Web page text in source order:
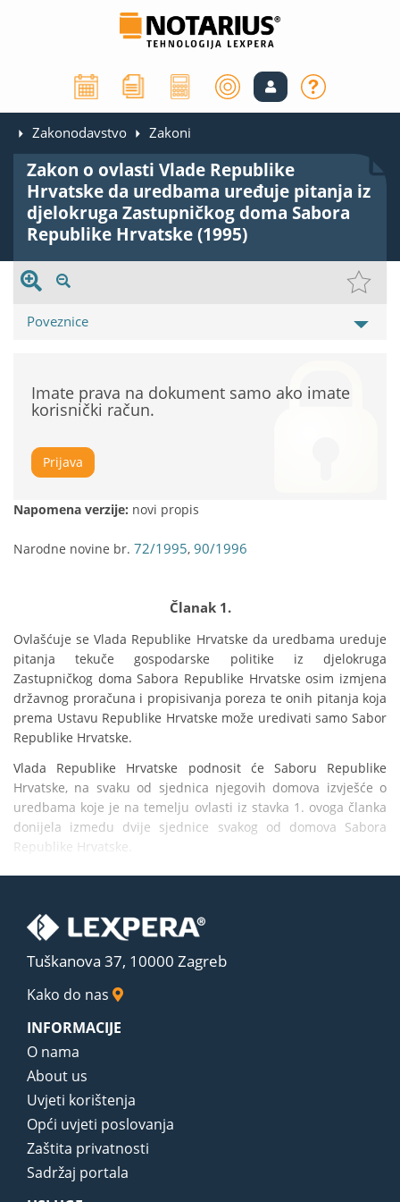
Zakonodavstvo Zakoni
Zakon o ovlasti Vlade Republike
Hrvatske da uredbama uređuje pitanja iz
djelokruga Zastupničkog doma Sabora
Republike Hrvatske (1995)
Poveznice
Imate prava na dokument samo ako imate
korisnički račun.
Prijava
Napomena verzije: novi propis
Narodne novine br. 72/1995, 90/1996
Članak 1.
Ovlašćuje se Vlada Republike Hrvatske da uredbama ureduje
pitanja tekuče gospodarske politike iz djelokruga
Zastupničkog doma Sabora Republike Hrvatske osim izmjena
državnog proračuna i propisivanja poreza te onih pitanja koja
prema Ustavu Republike Hrvatske može uredivati samo Sabor
Republike Hrvatske.
Vlada Republike Hrvatske podnosit će Saboru Republike
Hrvatske, na svaku od sjednica njegovih domova izvješće o
uredbama koje je na temelju ovlasti iz stavka 1. ovoga članka
donijela izmedu dvije sjednice svakog od domova Sabora
Republike Hrvatske.
Tuškanova 37, 10000 Zagreb
Kako do nas
INFORMACIJE
O nama
About us
Uvjeti korištenja
Opći uvjeti poslovanja
Zaštita privatnosti
Sadržaj portala